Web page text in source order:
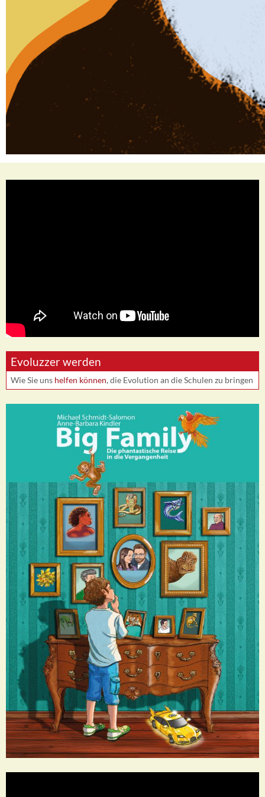
Evoluzzer werden
Wie Sie uns helfen können, die Evolution an die Schulen zu bringen